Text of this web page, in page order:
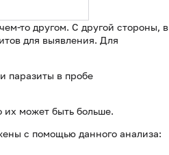
то другом. С другой стороны, в
для выявления. Для
паразиты в пробе
их может быть больше.
с помощью данного анализа: